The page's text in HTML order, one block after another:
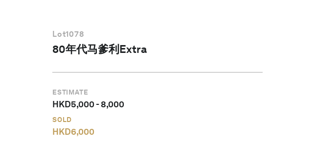
Lot1078
80年代马爹利Extra
ESTIMATE
HKD5,000-8,000
SOLD
HKD6,000